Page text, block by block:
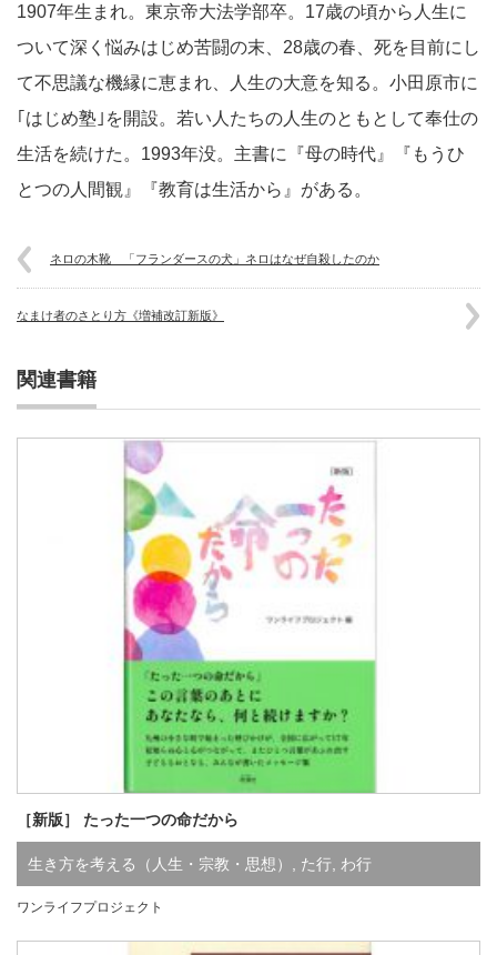
1907年生まれ。東京帝大法学部卒。17歳の頃から人生に
ついて深く悩みはじめ苦闘の末、28歳の春、死を目前にし
て不思議な機縁に恵まれ、人生の大意を知る。小田原市に
｢はじめ塾｣を開設。若い人たちの人生のともとして奉仕の
生活を続けた。1993年没。主書に『母の時代』『もうひ
とつの人間観』『教育は生活から』がある。
ネロの木靴 「フランダースの犬」ネロはなぜ自殺したのか
なまけ者のさとり方《増補改訂新版》
関連書籍
［新版］ たった一つの命だから
生き方を考える（人生・宗教・思想） た行 わ行
ワンライフプロジェクト